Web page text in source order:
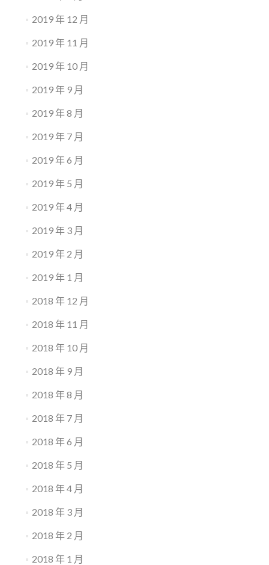
2019 年 12 月
2019 年 11 月
2019 年 10 月
2019 年 9 月
2019 年 8 月
2019 年 7 月
2019 年 6 月
2019 年 5 月
2019 年 4 月
2019 年 3 月
2019 年 2 月
2019 年 1 月
2018 年 12 月
2018 年 11 月
2018 年 10 月
2018 年 9 月
2018 年 8 月
2018 年 7 月
2018 年 6 月
2018 年 5 月
2018 年 4 月
2018 年 3 月
2018 年 2 月
2018 年 1 月